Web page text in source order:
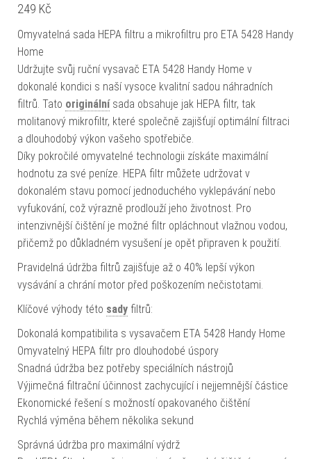
249 Kč
Omyvatelná sada HEPA filtru a mikrofiltru pro ETA 5428 Handy
Home
Udržujte svůj ruční vysavač ETA 5428 Handy Home v
dokonalé kondici s naší vysoce kvalitní sadou náhradních
filtrů. Tato originálnísada obsahuje jak HEPA filtr, tak
molitanový mikrofiltr, které společně zajišťují optimální filtraci
a dlouhodobý výkon vašeho spotřebiče.
Díky pokročilé omyvatelné technologii získáte maximální
hodnotu za své peníze. HEPA filtr můžete udržovat v
dokonalém stavu pomocí jednoduchého vyklepávání nebo
vyfukování, což výrazně prodlouží jeho životnost. Pro
intenzivnější čištění je možné filtr opláchnout vlažnou vodou,
přičemž po důkladném vysušení je opět připraven k použití.
Pravidelná údržba filtrů zajišťuje až o 40% lepší výkon
vysávání a chrání motor před poškozením nečistotami.
Klíčové výhody této sady filtrů:
Dokonalá kompatibilita s vysavačem ETA 5428 Handy Home
Omyvatelný HEPA filtr pro dlouhodobé úspory
Snadná údržba bez potřeby speciálních nástrojů
Výjimečná filtrační účinnost zachycující i nejjemnější částice
Ekonomické řešení s možností opakovaného čištění
Rychlá výměna během několika sekund
Správná údržba pro maximální výdrž